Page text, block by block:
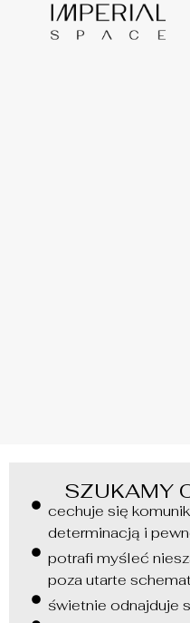
SZUKAMY
cechuje się
determinacją i
potrafi myśleć
poza utarte
świetnie odnajduje